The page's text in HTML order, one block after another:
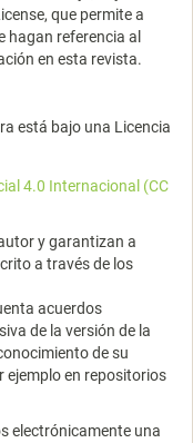
que permite a
hagan referencia al
en esta revista.
está bajo una Licencia
4.0 Internacional (CC
y garantizan a
a través de los
acuerdos
de la versión de la
de su
ejemplo en repositorios
electrónicamente una